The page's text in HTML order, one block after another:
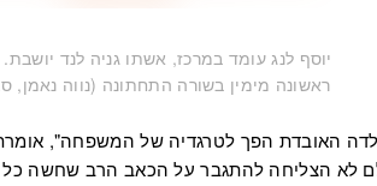
יוסף לנג עומד במרכז, אשתו גניה לנד
ראשונה מימין בשורה התחתונה (נווה נאמן,
האובדת הפך לטרגדיה של המשפחה",
לא הצליחה להתגבר על הכאב הרב שחשה כל